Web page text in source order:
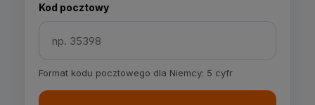
Kod pocztowy
Format kodu pocztowego dla Niemcy: 5 cyfr